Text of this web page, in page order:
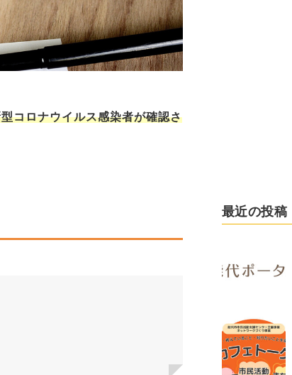
コロナウイルス感染者が確認さ
最近の投稿